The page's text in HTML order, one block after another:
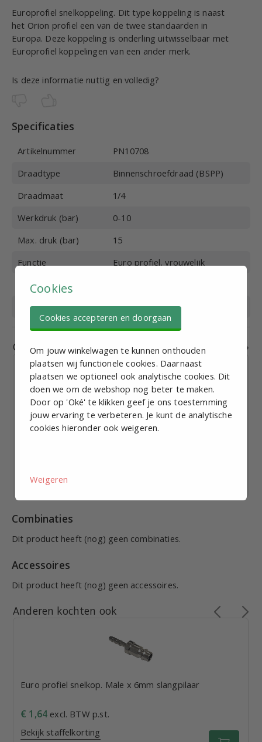
Europrofiel snelkoppeling. Dit type koppeling is naast
het Orion profiel een van de twee standaarden in
Europa. Deze koppeling is onderling uitwisselbaar met
Europrofiel koppelingen van een ander merk.
Is deze informatie nuttig en volledig?
Specificaties
Artikelnummer
PN10708
Draadtype
Binnenschroefdraad (BSPP)
Draadmaat
1/4
Werkdruk (bar)
0-10
Max. druk (bar)
15
Functie
Euro profiel, vrouwelijk
Materiaal
Medium
Perslucht, vloeistof
Gerelateerde producten
Euro profiel snelkop. Female x F1/2
Vandaag verzonden
Combinaties
Dit product heeft (nog) geen combinaties.
Accessoires
Dit product heeft (nog) geen accessoires.
Anderen kochten ook
Euro profiel snelkop. Male x 6mm slangpilaar
€ 1,64 excl. BTW p.st.
Bekijk staffelkorting
Cookies
Cookies accepteren en doorgaan
Om jouw winkelwagen te kunnen onthouden
plaatsen wij functionele cookies. Daarnaast
plaatsen we optioneel ook analytische cookies. Dit
doen we om de webshop nog beter te maken.
Door op 'Oké' te klikken geef je ons toestemming
jouw ervaring te verbeteren. Je kunt de analytische
cookies hieronder ook weigeren.
Weigeren